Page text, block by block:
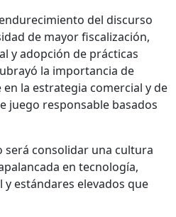
del dis­cur­so
de may­or fis­cal­ización,
y adop­ción de prác­ti­cas
la impor­tan­cia de
la estrate­gia com­er­cial y de
juego respon­s­able basa­dos
será con­sol­i­dar una cul­tura
en tec­nología,
están­dares ele­va­dos que